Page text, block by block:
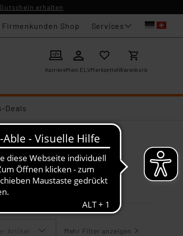
erhalten
Firmenkunden Shop Services
KarriereMein ELVMerkzettelWarenkorb
Deals
Artikel Mehr Filter anzeigen